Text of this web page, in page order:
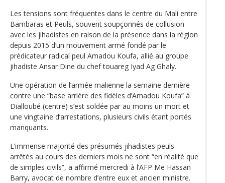
Les tensions sont fréquentes dans le centre du Mali entre
Bambaras et Peuls, souvent soupçonnés de collusion
avec les jihadistes en raison de la présence dans la région
depuis 2015 d’un mouvement armé fondé par le
prédicateur radical peul Amadou Koufa, allié au groupe
jihadiste Ansar Dine du chef touareg Iyad Ag Ghaly.
Une opération de l’armée malienne la semaine dernière
contre une “base arrière des fidèles d’Amadou Koufa” à
Dialloubé (centre) s’est soldée par au moins un mort et
une vingtaine d’arrestations, plusieurs civils étant portés
manquants.
L’immense majorité des présumés jihadistes peuls
arrêtés au cours des derniers mois ne sont “en réalité que
de simples civils”, a affirmé mercredi à l’AFP Me Hassan
Barry, avocat de nombre d’entre eux et ancien ministre.